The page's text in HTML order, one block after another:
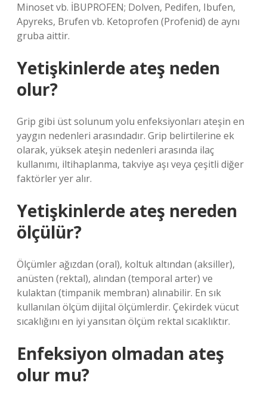
Minoset vb. İBUPROFEN; Dolven, Pedifen, Ibufen,
Apyreks, Brufen vb. Ketoprofen (Profenid) de aynı
gruba aittir.
Yetişkinlerde ateş neden
olur?
Grip gibi üst solunum yolu enfeksiyonları ateşin en
yaygın nedenleri arasındadır. Grip belirtilerine ek
olarak, yüksek ateşin nedenleri arasında ilaç
kullanımı, iltihaplanma, takviye aşı veya çeşitli diğer
faktörler yer alır.
Yetişkinlerde ateş nereden
ölçülür?
Ölçümler ağızdan (oral), koltuk altından (aksiller),
anüsten (rektal), alından (temporal arter) ve
kulaktan (timpanik membran) alınabilir. En sık
kullanılan ölçüm dijital ölçümlerdir. Çekirdek vücut
sıcaklığını en iyi yansıtan ölçüm rektal sıcaklıktır.
Enfeksiyon olmadan ateş
olur mu?